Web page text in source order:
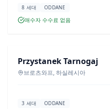
8 세대 ODDANE
매수자 수수료 없음
신규 분양
Przystanek Tarnogaj
브로츠와프, 하실레시아
3 세대 ODDANE